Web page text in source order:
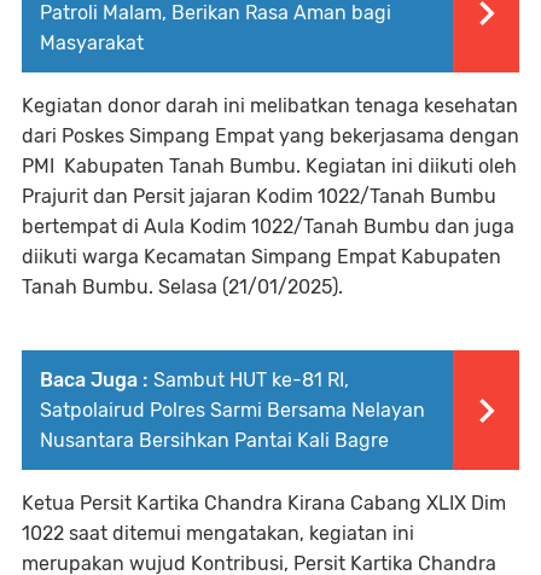
Patroli Malam, Berikan Rasa Aman bagi
Masyarakat
Kegiatan donor darah ini melibatkan tenaga kesehatan
dari Poskes Simpang Empat yang bekerjasama dengan
PMI Kabupaten Tanah Bumbu. Kegiatan ini diikuti oleh
Prajurit dan Persit jajaran Kodim 1022/Tanah Bumbu
bertempat di Aula Kodim 1022/Tanah Bumbu dan juga
diikuti warga Kecamatan Simpang Empat Kabupaten
Tanah Bumbu. Selasa (21/01/2025).
Baca Juga : Sambut HUT ke-81 RI,
Satpolairud Polres Sarmi Bersama Nelayan
Nusantara Bersihkan Pantai Kali Bagre
Ketua Persit Kartika Chandra Kirana Cabang XLIX Dim
1022 saat ditemui mengatakan, kegiatan ini
merupakan wujud Kontribusi, Persit Kartika Chandra